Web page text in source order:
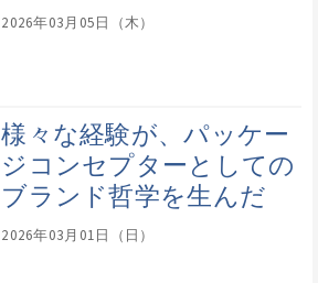
2026年03月05日（木）
様々な経験が、パッケー
ジコンセプターとしての
ブランド哲学を生んだ
2026年03月01日（日）